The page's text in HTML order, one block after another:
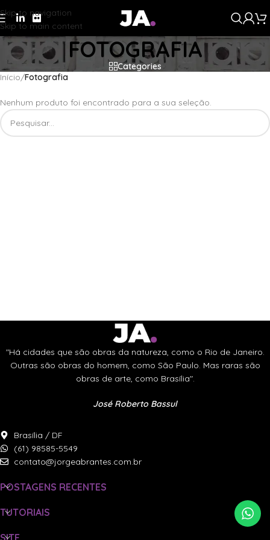
Skip to navigation
Skip to main content
FOTOGRAFIA
Categories
Início/Fotografia
Nenhum produto foi encontrado para a sua seleção.
"Há cidades que são obras da natureza, como o Rio de Janeiro.
Outras são obras do homem, como São Paulo. Mas raras são
obras de arte, como Brasília".
José Roberto Bassul
Brasília / DF
(61) 98585-5549
contato@jorgeabrantes.com.br
POSTAGENS RECENTES
TUTORIAIS
SITE